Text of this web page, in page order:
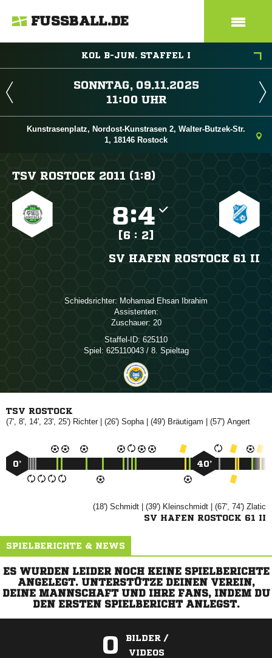
FUSSBALL.DE
KOL B-JUN. STAFFEL I
 
 
Kunstrasenplatz, Nordost-Kunstrasen 2, Walter-Butzek-Str.
1, 18146 Rostock
TSV ROSTOCK 2011 (1:8)
:
[6 : 2]
SV HAFEN ROSTOCK 61 II
Schiedsrichter:   
Assistenten:
Zuschauer: 20
Staffel-ID: 625110
Spiel: 625110043 / 8. Spieltag
TSV ROSTOCK
(7', 8', 14', 23', 25') | (26') | (49')  | (57') 
0’ 40’
(18')  | (39')  | (67', 74') 
SV HAFEN ROSTOCK 61 II
SPIELBERICHTE & NEWS
ES WURDEN LEIDER NOCH KEINE SPIELBERICHTE
ANGELEGT. UNTERSTÜTZE DEINEN VEREIN,
DEINE MANNSCHAFT UND IHRE FANS, INDEM DU
DEN ERSTEN SPIELBERICHT ANLEGST.
0
BILDER /
VIDEOS